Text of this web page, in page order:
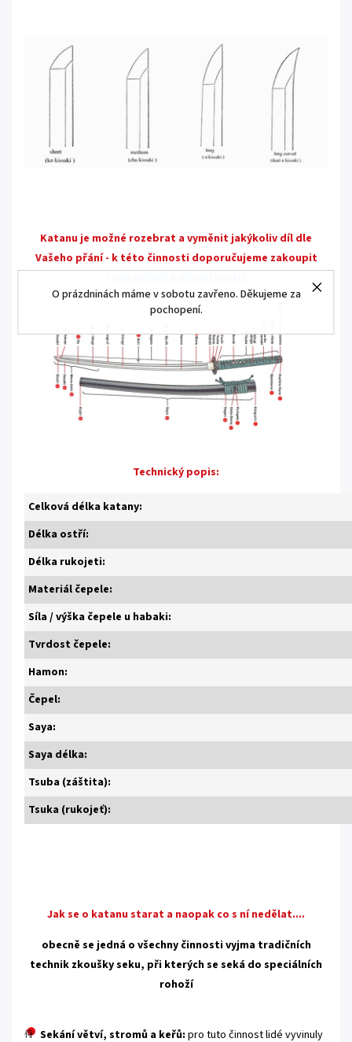
O prázdninách máme v sobotu zavřeno. Děkujeme za
pochopení.
Katanu je možné rozebrat a vyměnit jakýkoliv díl dle
Vašeho přání - k této činnosti doporučujeme zakoupit
Technický popis:
Celková délka katany:
Délka ostří:
Délka rukojeti:
Materiál čepele:
Síla / výška čepele u habaki:
Tvrdost čepele:
Hamon:
Čepel:
Saya:
Saya délka:
Tsuba (záštita):
Tsuka (rukojeť):
Jak se o katanu starat a naopak co s ní nedělat....
obecně se jedná o všechny činnosti vyjma tradičních
technik zkoušky seku, při kterých se seká do speciálních
rohoží
Sekání větví, stromů a keřů: pro tuto činnost lidé vyvinuly